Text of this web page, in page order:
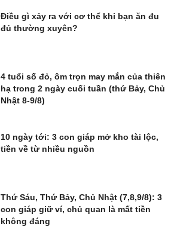
Điều gì xảy ra với cơ thể khi bạn ăn đu
đủ thường xuyên?
4 tuổi số đỏ, ôm trọn may mắn của thiên
hạ trong 2 ngày cuối tuần (thứ Bảy, Chủ
Nhật 8-9/8)
10 ngày tới: 3 con giáp mở kho tài lộc,
tiền về từ nhiều nguồn
Thứ Sáu, Thứ Bảy, Chủ Nhật (7,8,9/8): 3
con giáp giữ ví, chủ quan là mất tiền
không đáng